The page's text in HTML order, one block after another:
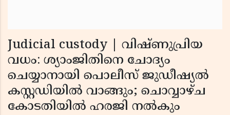
Judicial custody | വിഷ്ണുപ്രിയ
വധം: ശ്യാംജിതിനെ ചോദ്യം
ചെയ്യാനായി പൊലീസ് ജുഡീഷ്യല്‍
കസ്റ്റഡിയില്‍ വാങ്ങും; ചൊവ്വാഴ്ച
കോടതിയില്‍ ഹരജി നല്‍കും